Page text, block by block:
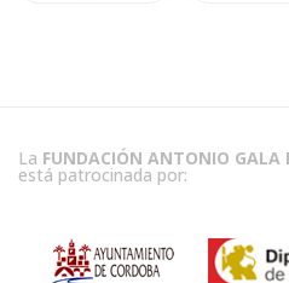
La FUNDACIÓN ANTONIO GALA
está patrocinada por: